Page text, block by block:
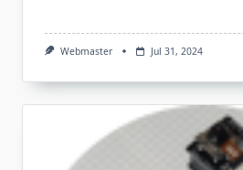
Webmaster Jul 31, 2024